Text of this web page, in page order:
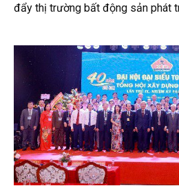
đẩy thị trường bất động sản phát